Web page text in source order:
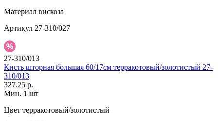
Материал вискоза
Артикул 27-310/027
27-310/013
Кисть шторная большая 60/17см терракотовый/золотистый 27-
310/013
327.25 р.
Мин. 1 шт
Цвет терракотовый/золотистый